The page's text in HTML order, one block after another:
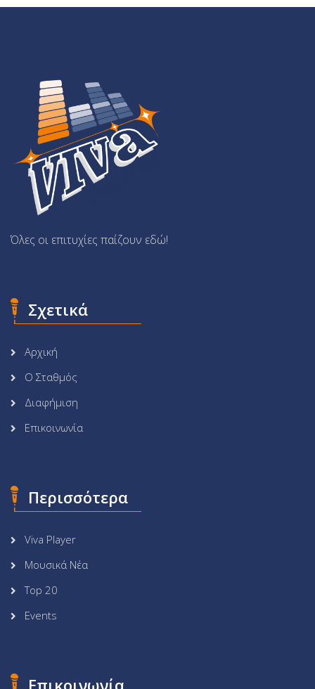
Όλες οι επιτυχίες παίζουν εδώ!
Σχετικά
Αρχική
Ο Σταθμός
Διαφήμιση
Επικοινωνία
Περισσότερα
Viva Player
Μουσικά Νέα
Top 20
Events